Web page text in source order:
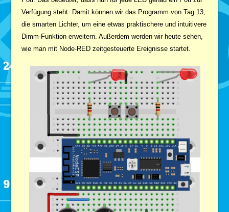
Verfügung steht. Damit können wir das Programm von Tag 13,
die smarten Lichter, um eine etwas praktischere und intuitivere
Dimm-Funktion erweitern. Außerdem werden wir heute sehen,
wie man mit Node-RED zeitgesteuerte Ereignisse startet.